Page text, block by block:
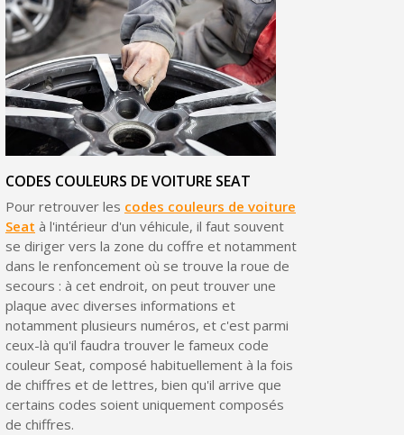
Livraison sous 24 h en France Métropolitaine
Retour produits sous 14 jours
Réduction de 5€ sur la première commande
10€ de bon d'achat pour chaque parrainage
Inscription à la newsletter : 5€ de réduction
CODES COULEURS DE VOITURE SEAT
Pour retrouver les codes couleurs de voiture
Seat à l'intérieur d'un véhicule, il faut souvent
se diriger vers la zone du coffre et notamment
dans le renfoncement où se trouve la roue de
secours : à cet endroit, on peut trouver une
plaque avec diverses informations et
notamment plusieurs numéros, et c'est parmi
ceux-là qu'il faudra trouver le fameux code
couleur Seat, composé habituellement à la fois
de chiffres et de lettres, bien qu'il arrive que
certains codes soient uniquement composés
de chiffres.